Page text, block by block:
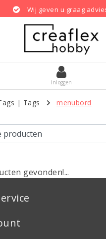
Wij geven u graag
Inloggen
| Tags menubord
gevonden!...